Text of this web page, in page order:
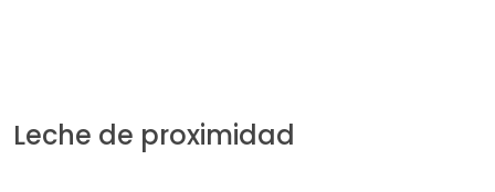
Leche de proximidad